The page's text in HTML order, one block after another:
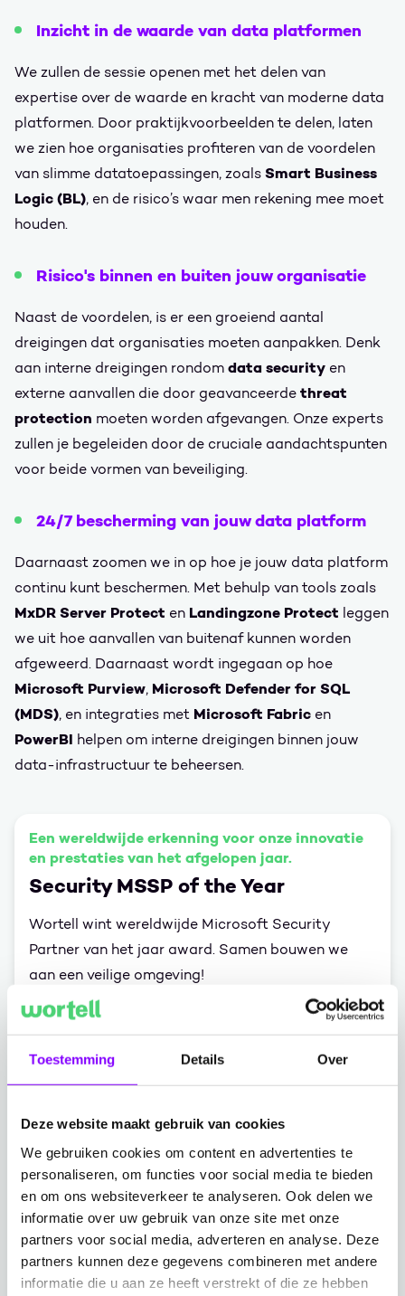
Toestemming Details Over
Deze website maakt gebruik van cookies
We gebruiken cookies om content en advertenties te
personaliseren, om functies voor social media te bieden
en om ons websiteverkeer te analyseren. Ook delen we
informatie over uw gebruik van onze site met onze
partners voor social media, adverteren en analyse. Deze
partners kunnen deze gegevens combineren met andere
informatie die u aan ze heeft verstrekt of die ze hebben
Inzicht in de waarde van data platformen
We zullen de sessie openen met het delen van
expertise over de waarde en kracht van moderne data
platformen. Door praktijkvoorbeelden te delen, laten
we zien hoe organisaties profiteren van de voordelen
van slimme datatoepassingen, zoals Smart Business
Logic (BL), en de risico’s waar men rekening mee moet
houden.
Risico's binnen en buiten jouw organisatie
Naast de voordelen, is er een groeiend aantal
dreigingen dat organisaties moeten aanpakken. Denk
aan interne dreigingen rondom data security en
externe aanvallen die door geavanceerde threat
protection moeten worden afgevangen. Onze experts
zullen je begeleiden door de cruciale aandachtspunten
voor beide vormen van beveiliging.
24/7 bescherming van jouw data platform
Daarnaast zoomen we in op hoe je jouw data platform
continu kunt beschermen. Met behulp van tools zoals
MxDR Server Protect en Landingzone Protect leggen
we uit hoe aanvallen van buitenaf kunnen worden
afgeweerd. Daarnaast wordt ingegaan op hoe
Microsoft Purview, Microsoft Defender for SQL
(MDS), en integraties met Microsoft Fabric en
PowerBI helpen om interne dreigingen binnen jouw
data-infrastructuur te beheersen.
Een wereldwijde erkenning voor onze innovatie
en prestaties van het afgelopen jaar.
Security MSSP of the Year
Wortell wint wereldwijde Microsoft Security
Partner van het jaar award. Samen bouwen we
aan een veilige omgeving!
Lees meer
technische diepgang waar nodig. Je krijgt hands-on
inzichten die je direct kunt toepassen binnen jouw
organisatie, zonder te verzanden in complexe
uitdagingen.